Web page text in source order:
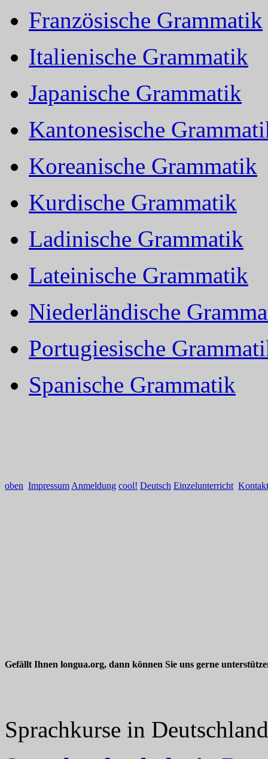
Französische Grammatik
Italienische Grammatik
Japanische Grammatik
Kantonesische
Koreanische Grammatik
Kurdische Grammatik
Ladinische Grammatik
Lateinische Grammatik
Niederländische
Portugiesische
Spanische Grammatik
oben Impressum Anmeldung cool! Deutsch Einzelunterricht Kontakt
Gefällt Ihnen longua.org, dann können Sie uns gerne
Sprachkurse in